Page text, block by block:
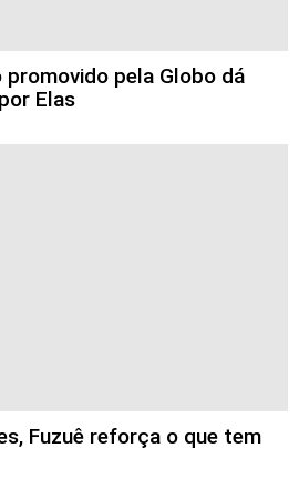
pela Globo dá
Elas
Fuzuê reforça o que tem